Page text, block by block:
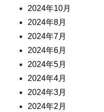
2024年10月
2024年8月
2024年7月
2024年6月
2024年5月
2024年4月
2024年3月
2024年2月